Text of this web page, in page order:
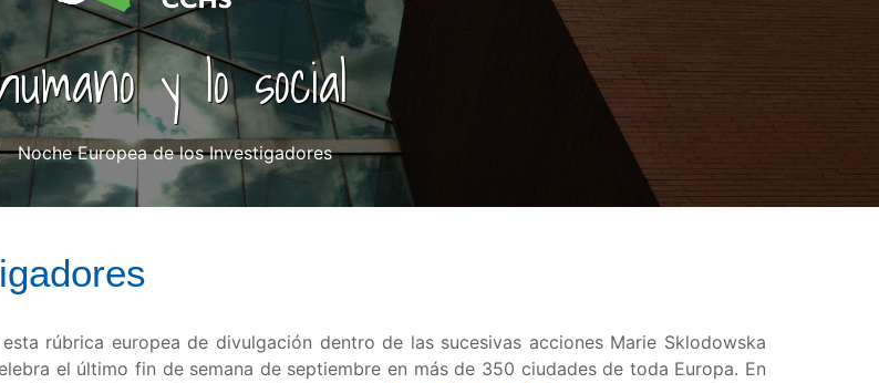
y lo social
Noche Europea de los Investigadores
rúbrica europea de divulgación dentro de las sucesivas acciones Marie Sklodowska
el último fin de semana de septiembre en más de 350 ciudades de toda Europa. En